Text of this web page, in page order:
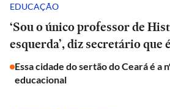
EDUCAÇÃO
‘Sou o único professor de
esquerda’, diz secretário que
Essa cidade do sertão do Ceará é a
educacional